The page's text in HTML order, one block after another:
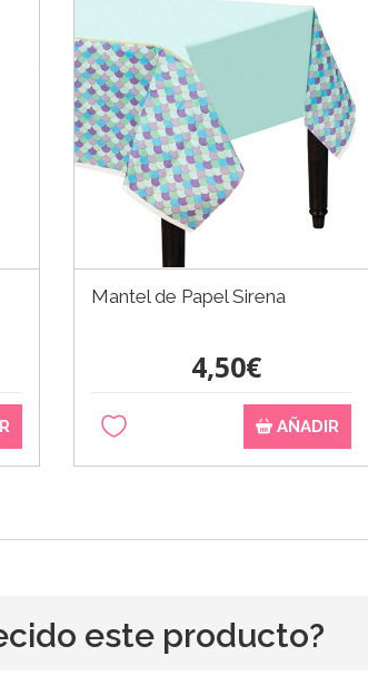
Mantel de Papel Sirena
4,50€
AÑADIR
este producto?